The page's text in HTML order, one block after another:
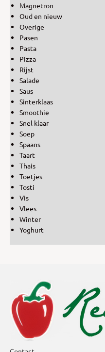
Magnetron
Oud en nieuw
Overige
Pasen
Pasta
Pizza
Rijst
Salade
Saus
Sinterklaas
Smoothie
Snel klaar
Soep
Spaans
Taart
Thais
Toetjes
Tosti
Vis
Vlees
Winter
Yoghurt